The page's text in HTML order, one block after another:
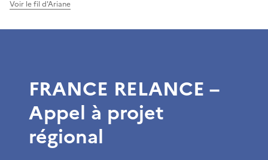
Voir le fil d'Ariane
FRANCE RELANCE –
Appel à projet
régional